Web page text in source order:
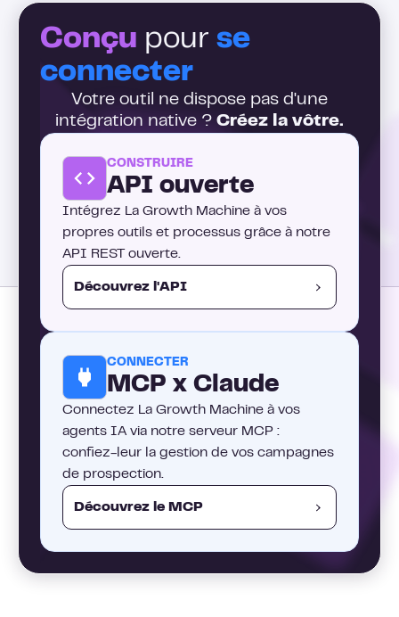
Conçu pour se
connecter
Votre outil ne dispose pas d'une
intégration native ? Créez la vôtre.
CONSTRUIRE
API ouverte
Intégrez La Growth Machine à vos
propres outils et processus grâce à notre
API REST ouverte.
Découvrez l'API
CONNECTER
MCP x Claude
Connectez La Growth Machine à vos
agents IA via notre serveur MCP :
confiez-leur la gestion de vos campagnes
de prospection.
Découvrez le MCP